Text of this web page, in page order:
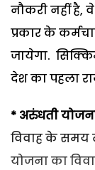
नौकरी नहीं है,
प्रकार के
जायेगा.
देश का पहला
* अरुंधती
विवाह के समय
योजना का